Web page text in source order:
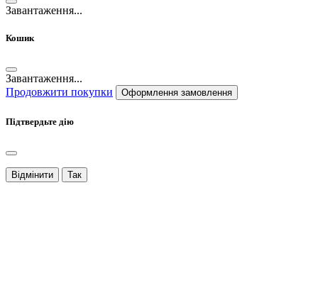
Завантаження...
Кошик
Завантаження...
Продовжити покупки
Оформлення замовлення
Підтвердьте дію
Відмінити Так